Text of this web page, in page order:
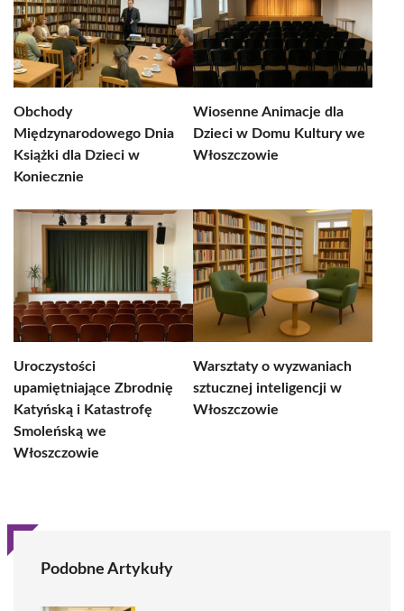
Obchody
Międzynarodowego Dnia
Książki dla Dzieci w
Koniecznie
Wiosenne Animacje dla
Dzieci w Domu Kultury we
Włoszczowie
Uroczystości
upamiętniające Zbrodnię
Katyńską i Katastrofę
Smoleńską we
Włoszczowie
Warsztaty o wyzwaniach
sztucznej inteligencji w
Włoszczowie
Podobne Artykuły